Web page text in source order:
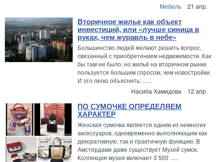
Мебель
21 апр.
Вторичное жилье как объект
инвестиций, или «лучше синица в
руках, чем журавль в небе»
Большинство людей желают решить вопрос,
связанный с приобретением недвижимости. Как
бы там ни было, но жильё на вторичном рынке
пользуется большим спросом, чем новостройки.
И это легко объяснить: ......
Насиба Хамидова
12 апр.
ПО СУМОЧКЕ ОПРЕДЕЛЯЕМ
ХАРАКТЕР
Женская сумочка является одним из немногих
аксессуаров, одновременно выполняющим как
декоративную, так и практичную функцию. В
Амстердаме даже существует Музей сумок.
Коллекция музея включает 3 500 ......